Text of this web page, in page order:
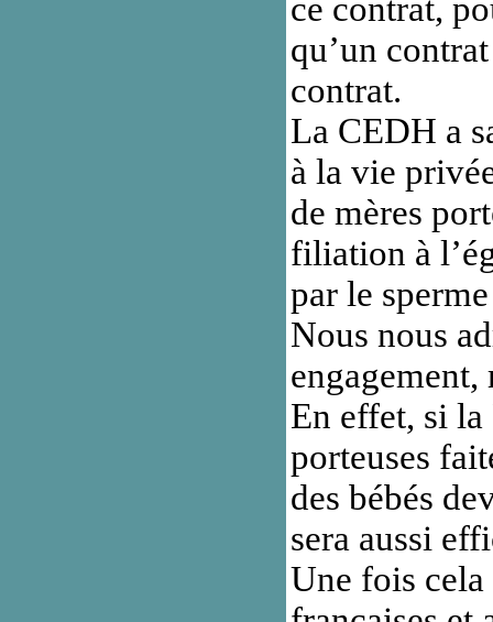
ce contrat,
qu’un
contrat.
La CEDH a
à la vie
de mères
filiation à
par le
Nous nous
engagement,
En effet, si la
porteuses
des bébés
sera aussi
Une fois